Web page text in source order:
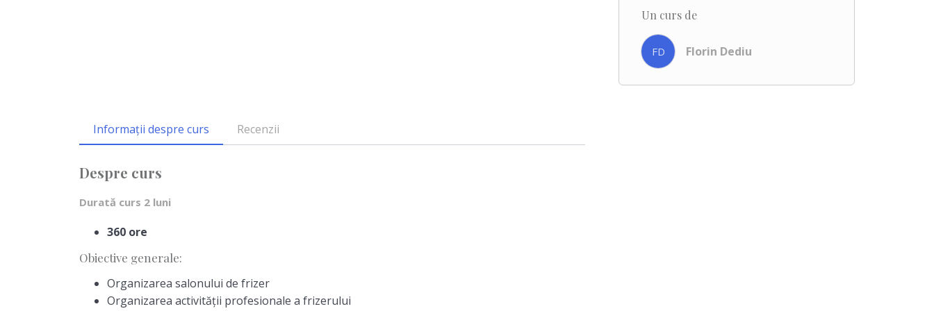
Informații despre curs Recenzii
Despre curs
Durată curs 2 luni
360 ore
Obiective generale:
Organizarea salonului de frizer
Organizarea activității profesionale a frizerului
Un curs de
FD Florin Dediu